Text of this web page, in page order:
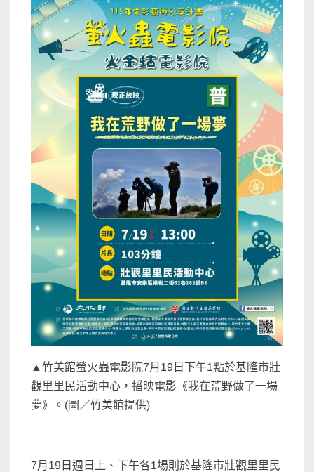
▲竹美館螢火蟲電影院7月19日下午1點於基隆市壯
觀里里民活動中心，播映電影《我在荒野做了一場
夢》。(圖／竹美館提供)
7月19日週日上、下午各1場則於基隆市壯觀里里民